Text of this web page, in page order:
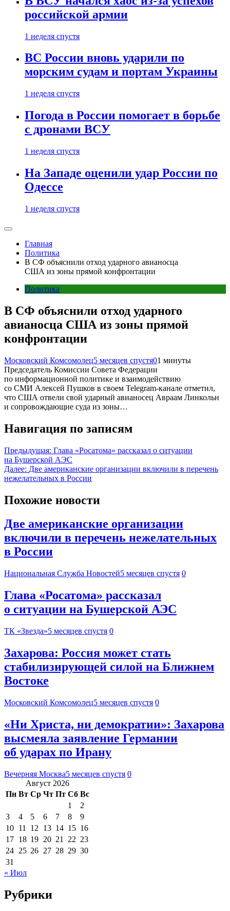
российской армии
1 неделя спустя
ВС России вновь ударили по
морским судам и портам Украины
1 неделя спустя
Погода в России помогает в борьбе
с дронами ВСУ
1 неделя спустя
На Западе оценили удар России по
Одессе
1 неделя спустя
Главная
Политика
В СФ объяснили отход ударного авианосца
США из зоны прямой конфронтации
Политика
В СФ объяснили отход ударного
авианосца США из зоны прямой
конфронтации
Московский Комсомолец5 месяцев спустя01 минуты
Председатель Комиссии Совета Федерации
по информационной политике и взаимодействию
со СМИ Алексей Пушков в своем Telegram-канале отметил,
что США отвели свой ударный авианосец Авраам Линкольн
и сопровождающие суда из зоны…
Навигация по записям
Предыдущая: Глава «Росатома» рассказал о ситуации
на Бушерской АЭС
Далее: Две американские организации включили в перечень
нежелательных в России
Похожие новости
Две американские организации
включили в перечень нежелательных
в России
Национальная Служба Новостей5 месяцев спустя 0
Глава «Росатома» рассказал
о ситуации на Бушерской АЭС
ТК «Звезда»5 месяцев спустя 0
Захарова: Россия может стать
стабилизирующей силой на Ближнем
Востоке
Московский Комсомолец5 месяцев спустя 0
«Ни Христа, ни демократии»: Захарова
высмеяла заявление Германии
об ударах по Ирану
Вечерняя Москва5 месяцев спустя 0
Август 2026
Пн Вт Ср Чт Пт Сб Вс
1
2
3
4 5 6 7 8
9
10 11 12 13 14 15 16
17 18 19 20 21 22 23
24 25 26 27 28 29 30
31
« Июл
Рубрики